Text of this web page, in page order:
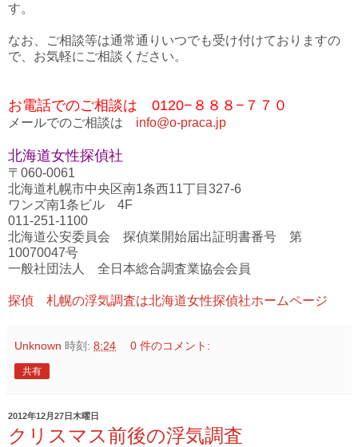
す。
なお、ご相談等は通常通りいつでも受け付けておりますの
で、お気軽にご相談ください。
お電話でのご相談は 0120−８８８−７７０
メールでのご相談は info@o-praca.jp
北海道女性探偵社
〒060-0061
北海道札幌市中央区南1条西11丁目327-6
ワンズ南1条ビル 4F
011-251-1100
北海道公安委員会 探偵業開始届出証明書番号 第
10070047号
一般社団法人 全日本総合調査業協会会員
探偵 札幌の浮気調査は北海道女性探偵社ホームページ
Unknown 時刻: 8:24 0 件のコメント:
共有
2012年12月27日木曜日
クリスマス前後の浮気調査